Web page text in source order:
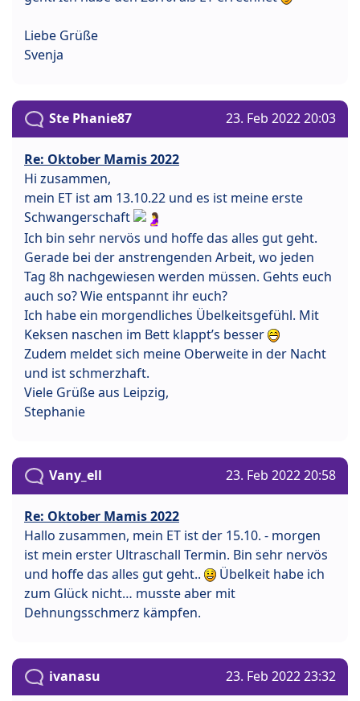
Liebe Grüße
Svenja
Ste Phanie87 23. Feb 2022 20:03
Re: Oktober Mamis 2022
Hi zusammen,
mein ET ist am 13.10.22 und es ist meine erste
Schwangerschaft
Ich bin sehr nervös und hoffe das alles gut geht.
Gerade bei der anstrengenden Arbeit, wo jeden
Tag 8h nachgewiesen werden müssen. Gehts euch
auch so? Wie entspannt ihr euch?
Ich habe ein morgendliches Übelkeitsgefühl. Mit
Keksen naschen im Bett klappt’s besser
Zudem meldet sich meine Oberweite in der Nacht
und ist schmerzhaft.
Viele Grüße aus Leipzig,
Stephanie
Vany_ell 23. Feb 2022 20:58
Re: Oktober Mamis 2022
Hallo zusammen, mein ET ist der 15.10. - morgen
ist mein erster Ultraschall Termin. Bin sehr nervös
und hoffe das alles gut geht..
Übelkeit habe ich
zum Glück nicht… musste aber mit
Dehnungsschmerz kämpfen.
ivanasu 23. Feb 2022 23:32